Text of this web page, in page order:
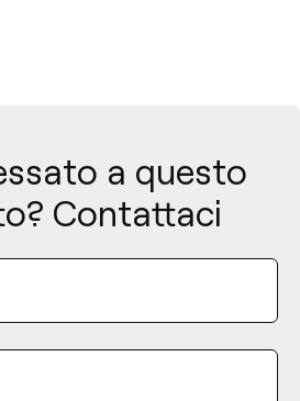
a questo
Contattaci